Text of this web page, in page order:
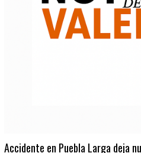
Accidente en Puebla Larga deja